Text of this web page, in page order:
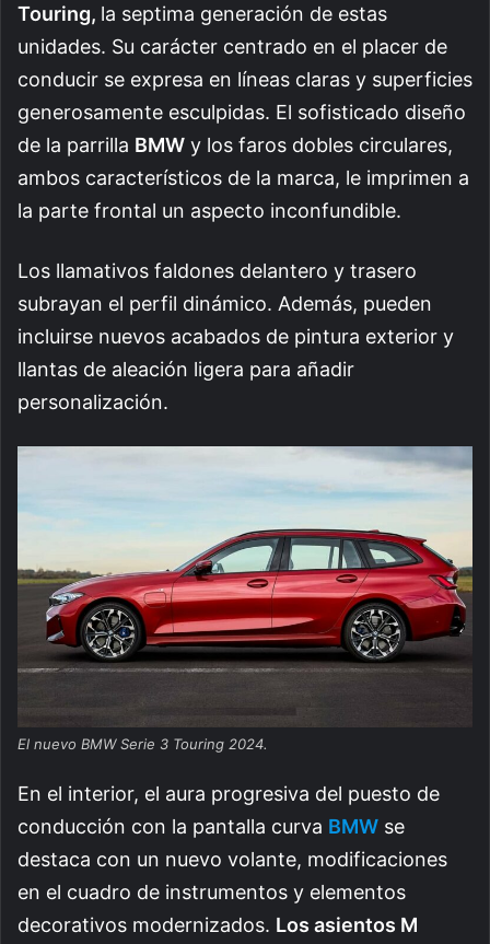
Touring, la septima generación de estas
unidades. Su carácter centrado en el placer de
conducir se expresa en líneas claras y superficies
generosamente esculpidas. El sofisticado diseño
de la parrilla BMW y los faros dobles circulares,
ambos característicos de la marca, le imprimen a
la parte frontal un aspecto inconfundible.
Los llamativos faldones delantero y trasero
subrayan el perfil dinámico. Además, pueden
incluirse nuevos acabados de pintura exterior y
llantas de aleación ligera para añadir
personalización.
El nuevo BMW Serie 3 Touring 2024.
En el interior, el aura progresiva del puesto de
conducción con la pantalla curva BMW se
destaca con un nuevo volante, modificaciones
en el cuadro de instrumentos y elementos
decorativos modernizados. Los asientos M